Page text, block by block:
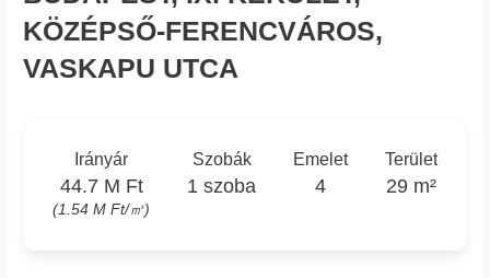
KÖZÉPSŐ-FERENCVÁROS,
VASKAPU UTCA
Irányár
44.7 M Ft
(1.54 M Ft/㎡)
Szobák
1 szoba
Emelet
4
Terület
29 m²